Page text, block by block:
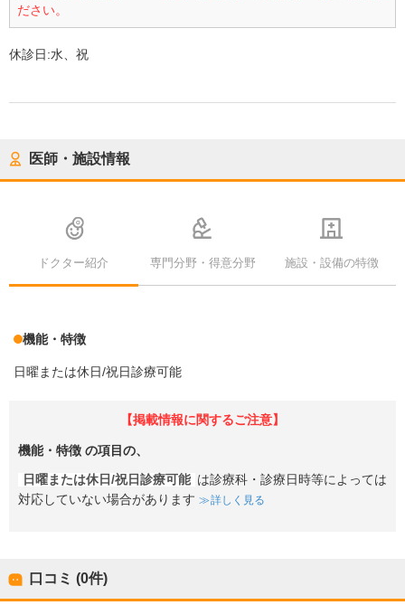
ださい。
休診日:水、祝
医師・施設情報
ドクター紹介 専門分野・得意分野 施設・設備の特徴
機能・特徴
日曜または休日/祝日診療可能
【掲載情報に関するご注意】
機能・特徴 の項目の、
日曜または休日/祝日診療可能 は診療科・診療日時等によっては
対応していない場合があります
詳しく見る
口コミ (0件)